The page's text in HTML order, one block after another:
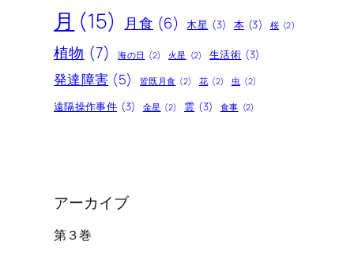
月 (15) 月食 (6) 木星 (3) 本 (3) 桜 (2)
植物 (7) 海の日 (2) 火星 (2) 生活術 (3)
発達障害 (5) 皆既月食 (2) 花 (2) 虫 (2)
遠隔操作事件 (3) 金星 (2) 雲 (3) 食事 (2)
アーカイブ
第３巻